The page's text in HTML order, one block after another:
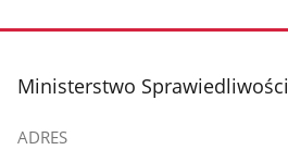
stopka
Ministerstwo Sprawiedliwości
ADRES